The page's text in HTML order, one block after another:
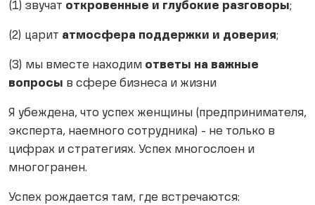
(1) звучат откровенные и глубокие разговоры;
(2) царит атмосфера поддержки и доверия;
(3) мы вместе находим ответы на важные
вопросы в сфере бизнеса и жизни
Я убеждена, что успех женщины (предпринимателя,
эксперта, наемного сотрудника) - не только в
цифрах и стратегиях. Успех многослоен и
многогранен.
Успех рождается там, где встречаются: